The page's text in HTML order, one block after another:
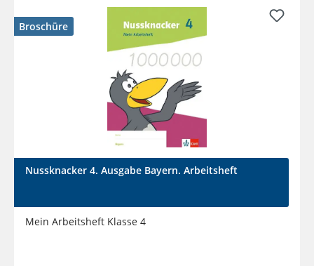
Broschüre
Nussknacker 4. Ausgabe Bayern. Arbeitsheft
Mein Arbeitsheft Klasse 4